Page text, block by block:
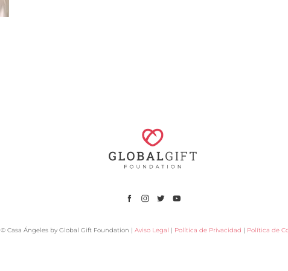
© Casa Ángeles by Global Gift Foundation | Aviso Legal | Política de Privacidad | Política de